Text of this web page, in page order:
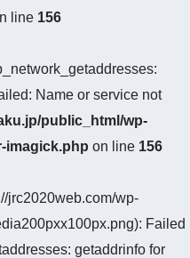
line 156
Name or service not
public_html/wp-
imagick.php on line 156
jrc2020web.com/wp-
Failed
getaddrinfo for